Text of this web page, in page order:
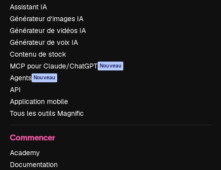
Assistant IA
Générateur d’images IA
Générateur de vidéos IA
Générateur de voix IA
Contenu de stock
MCP pour Claude/ChatGPT Nouveau
Agents Nouveau
API
Application mobile
Tous les outils Magnific
Commencer
Academy
Documentation